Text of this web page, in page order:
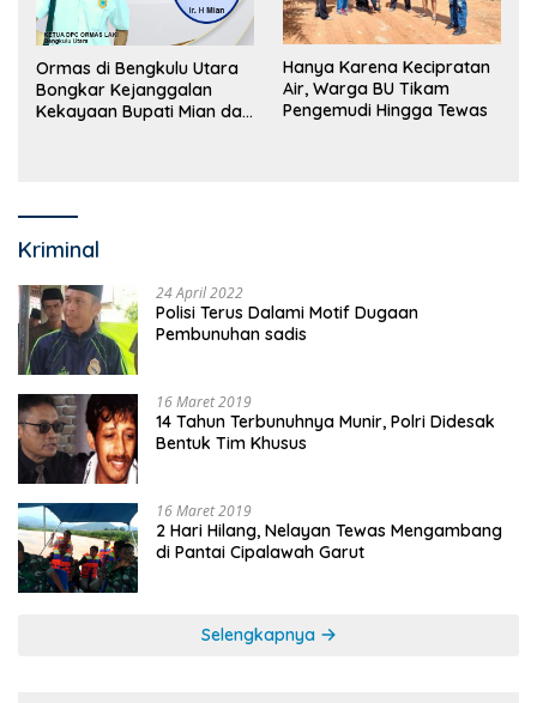
Ormas di Bengkulu Utara
Bongkar Kejanggalan
Kekayaan Bupati Mian dan
Hanya Karena Kecipratan
Air, Warga BU Tikam
Pengemudi Hingga Tewas
Kriminal
24 April 2022
Polisi Terus Dalami Motif Dugaan
Pembunuhan sadis
16 Maret 2019
14 Tahun Terbunuhnya Munir, Polri Didesak
Bentuk Tim Khusus
16 Maret 2019
2 Hari Hilang, Nelayan Tewas Mengambang
di Pantai Cipalawah Garut
Selengkapnya